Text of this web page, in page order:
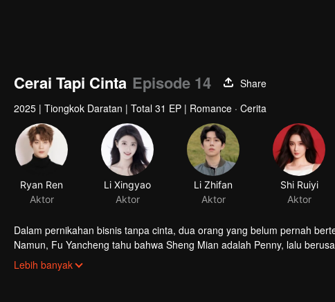
Cerai Tapi Cinta Episode 14
Share
2025 | Tiongkok Daratan | Total 31 EP | Romance · Cerita
Ryan Ren
Aktor
Li Xingyao
Aktor
Li Zhifan
Aktor
Shi Ruiyi
Aktor
Dalam pernikahan bisnis tanpa cinta, dua orang yang belum pernah
Namun, Fu Yancheng tahu bahwa Sheng Mian adalah Penny, lalu
selamanya.
Lebih banyak